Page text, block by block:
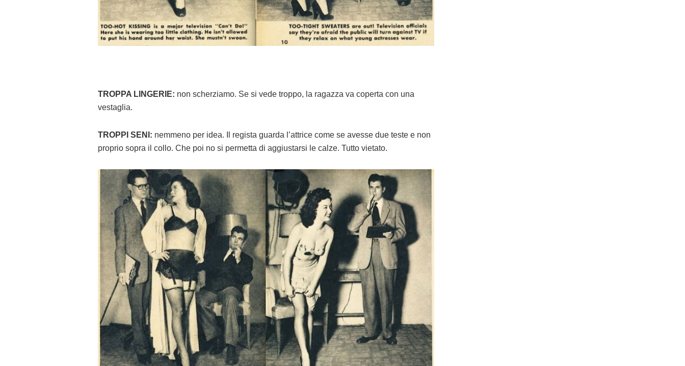
TROPPA LINGERIE: non scherziamo. Se si vede troppo, la ragazza va coperta con una
vestaglia.
TROPPI SENI: nemmeno per idea. Il regista guarda l’attrice come se avesse due teste e non
proprio sopra il collo. Che poi no si permetta di aggiustarsi le calze. Tutto vietato.